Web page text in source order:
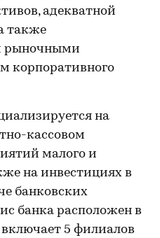
адекватной
также
рыночными
корпоративного
на
кассовом
малого и
на инвестициях в
банковских
банка расположен в
5 филиалов